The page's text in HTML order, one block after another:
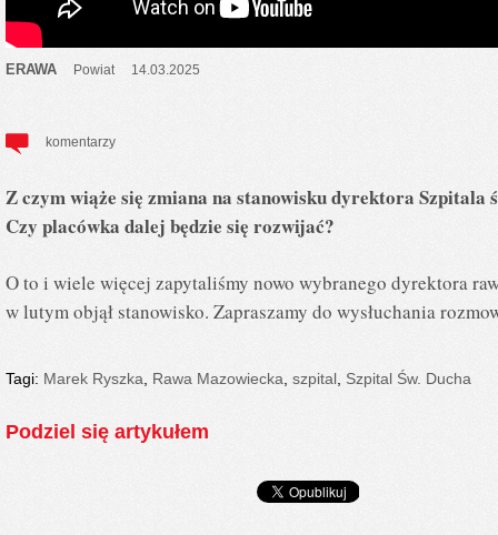
ERAWA Powiat 14.03.2025
komentarzy
Z czym wiąże się zmiana na stanowisku dyrektora Szpitala
Czy placówka dalej będzie się rozwijać?
O to i wiele więcej zapytaliśmy nowo wybranego dyrektora
w lutym objął stanowisko. Zapraszamy do wysłuchania
Tagi: Marek Ryszka Rawa Mazowiecka szpital Szpital Św. Ducha
Podziel się artykułem